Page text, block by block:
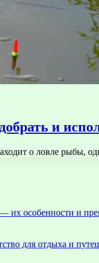
и
о ловле рыбы,
их особенности и
для отдыха и